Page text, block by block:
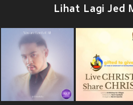
Lihat Lagi Jed